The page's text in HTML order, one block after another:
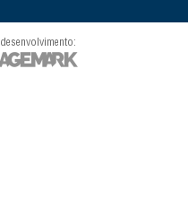
desenvolvimento: